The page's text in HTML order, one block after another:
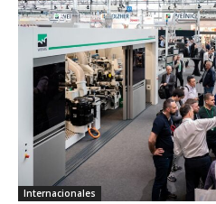
Internacionales